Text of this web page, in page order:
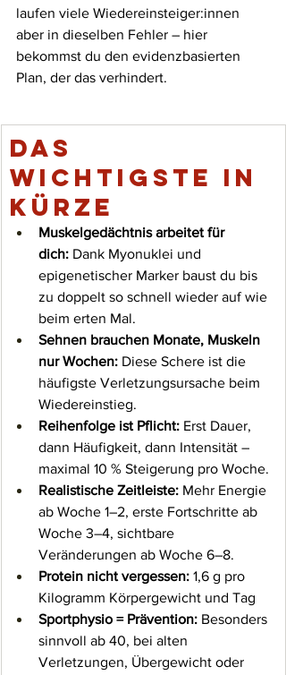
laufen viele Wiedereinsteiger:innen
aber in dieselben Fehler – hier
bekommst du den evidenzbasierten
Plan, der das verhindert.
Das
Wichtigste in
Kürze
Muskelgedächtnis arbeitet für
dich: Dank Myonuklei und
epigenetischer Marker baust du bis
zu doppelt so schnell wieder auf wie
beim erten Mal.
Sehnen brauchen Monate, Muskeln
nur Wochen: Diese Schere ist die
häufigste Verletzungsursache beim
Wiedereinstieg.
Reihenfolge ist Pflicht: Erst Dauer,
dann Häufigkeit, dann Intensität –
maximal 10 % Steigerung pro Woche.
Realistische Zeitleiste: Mehr Energie
ab Woche 1–2, erste Fortschritte ab
Woche 3–4, sichtbare
Veränderungen ab Woche 6–8.
Protein nicht vergessen: 1,6 g pro
Kilogramm Körpergewicht und Tag
Sportphysio = Prävention: Besonders
sinnvoll ab 40, bei alten
Verletzungen, Übergewicht oder